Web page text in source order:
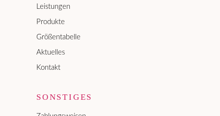
Leistungen
Produkte
Größentabelle
Aktuelles
Kontakt
SONSTIGES